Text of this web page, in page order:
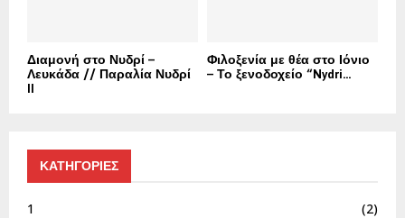
Διαμονή στο Νυδρί –
Λευκάδα // Παραλία Νυδρί
II
Φιλοξενία με θέα στο Ιόνιο
– Το ξενοδοχείο “Nydri...
ΚΑΤΗΓΟΡΙΕΣ
1
(2)